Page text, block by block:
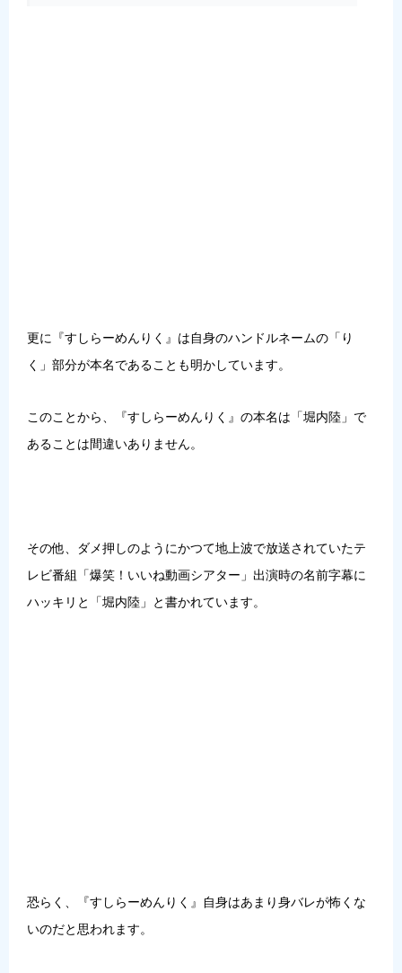
更に『すしらーめんりく』は自身のハンドルネームの「り
く」部分が本名であることも明かしています。
このことから、『すしらーめんりく』の本名は「堀内陸」で
あることは間違いありません。
その他、ダメ押しのようにかつて地上波で放送されていたテ
レビ番組「爆笑！いいね動画シアター」出演時の名前字幕に
ハッキリと「堀内陸」と書かれています。
恐らく、『すしらーめんりく』自身はあまり身バレが怖くな
いのだと思われます。